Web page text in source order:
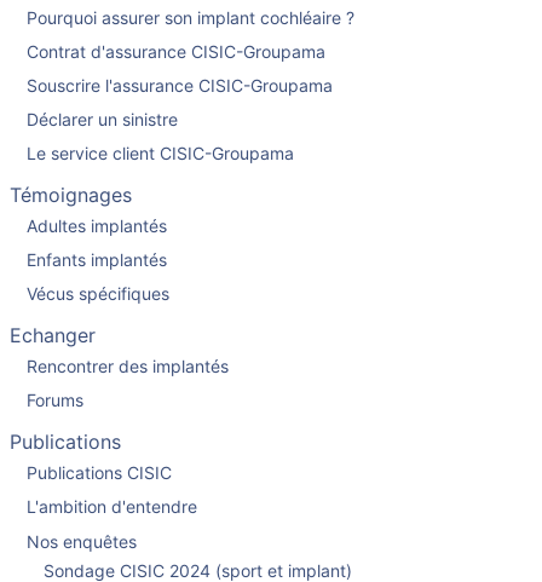
Pourquoi assurer son implant cochléaire ?
Contrat d'assurance CISIC-Groupama
Souscrire l'assurance CISIC-Groupama
Déclarer un sinistre
Le service client CISIC-Groupama
Témoignages
Adultes implantés
Enfants implantés
Vécus spécifiques
Echanger
Rencontrer des implantés
Forums
Publications
Publications CISIC
L'ambition d'entendre
Nos enquêtes
Sondage CISIC 2024 (sport et implant)